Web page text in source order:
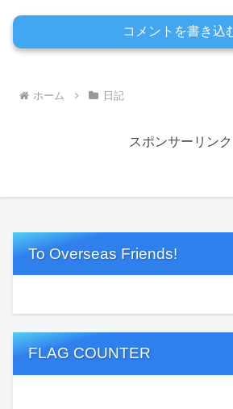
コメントを書き込
ホーム 日記
スポンサーリンク
To Overseas Friends!
FLAG COUNTER